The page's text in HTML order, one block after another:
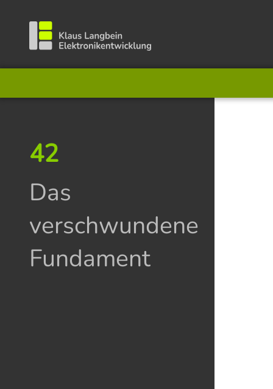
42
Das
verschwundene
Fundament